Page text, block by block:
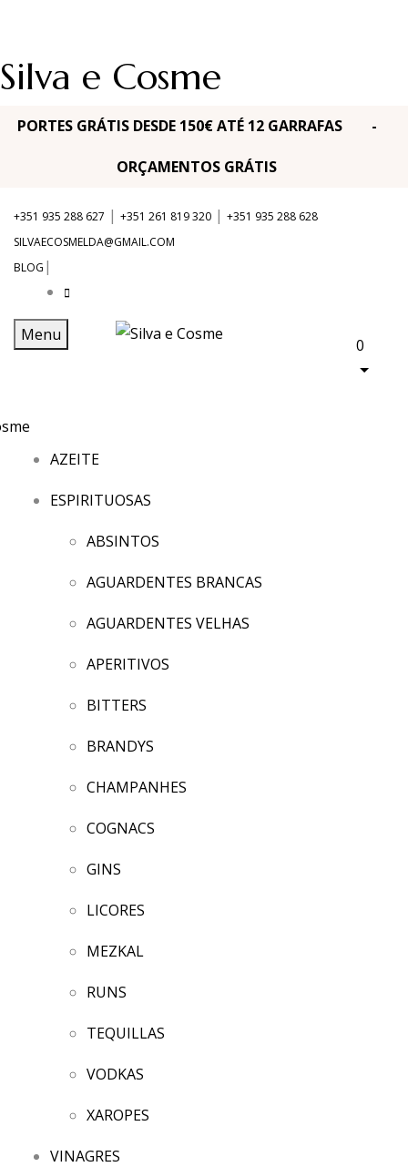
Silva e Cosme
PORTES GRÁTIS DESDE 150€ ATÉ 12 GARRAFAS -
ORÇAMENTOS GRÁTIS
+351 935 288 627 | +351 261 819 320 | +351 935 288 628
SILVAECOSMELDA@GMAIL.COM
BLOG |
Menu
0
AZEITE
ESPIRITUOSAS
ABSINTOS
AGUARDENTES BRANCAS
AGUARDENTES VELHAS
APERITIVOS
BITTERS
BRANDYS
CHAMPANHES
COGNACS
GINS
LICORES
MEZKAL
RUNS
TEQUILLAS
VODKAS
XAROPES
VINAGRES